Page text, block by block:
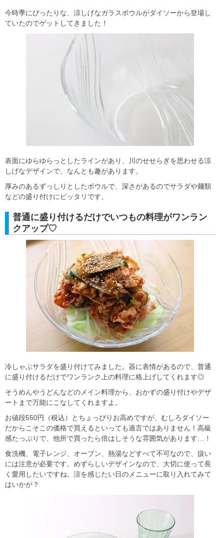
今時季にぴったりな、涼しげなガラスボウルがダイソーから登場し
ていたのでゲットしてきました！
表面にゆらゆらっとしたラインがあり、川のせせらぎを思わせる涼
しげなデザインで、なんとも趣があります。
厚みのあるずっしりとしたボウルで、深さがあるのでサラダや麺類
などの盛り付けにピッタリです。
普通に盛り付けるだけでいつもの料理がワンラン
クアップ♡
冷しゃぶサラダを盛り付けてみました。器に表情があるので、普通
に盛り付けるだけでワンランク上の料理に格上げしてくれます◎
そうめんやうどんなどのメイン料理から、おかずの盛り付けやデザ
ートまで万能にこなしてくれますよ。
お値段550円（税込）とちょっぴりお高めですが、むしろダイソー
だからこそこの価格で買えるといっても過言ではありません！高級
感たっぷりで、他所で買ったら倍はしそうな雰囲気があります…！
食洗機、電子レンジ、オーブン、熱湯などすべて不可なので、扱い
には注意が必要です。めずらしいデザインなので、大切に使って長
く愛用したいですね。涼を感じたい日のメニューに取り入れてみて
はいかが？